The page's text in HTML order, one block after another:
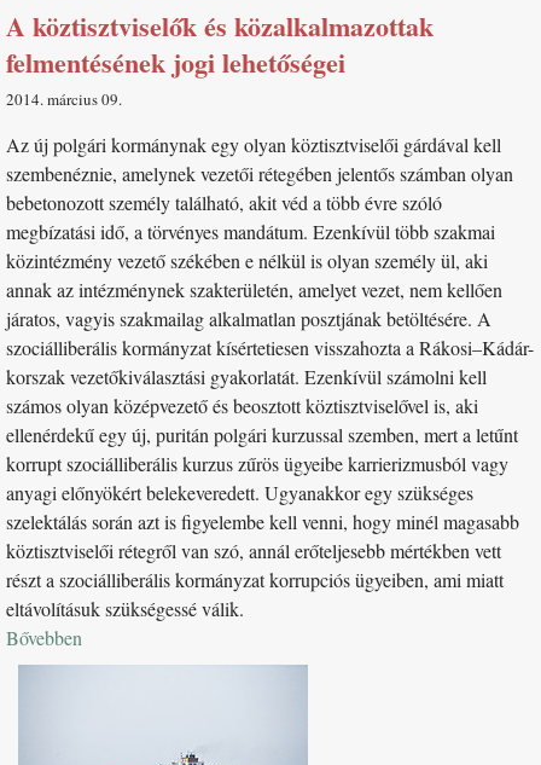
A köztisztviselők és közalkalmazottak
felmentésének jogi lehetőségei
2014. március 09
Az új polgári kormánynak egy olyan köztisztviselői gárdával kell
szembenéznie, amelynek vezetői rétegében jelentős számban olyan
bebetonozott személy található, akit véd a több évre szóló
megbízatási idő, a törvényes mandátum. Ezenkívül több szakmai
közintézmény vezető székében e nélkül is olyan személy ül, aki
annak az intézménynek szakterületén, amelyet vezet, nem kellően
járatos, vagyis szakmailag alkalmatlan posztjának betöltésére. A
szociálliberális kormányzat kísértetiesen visszahozta a Rákosi–Kádár-
korszak vezetőkiválasztási gyakorlatát. Ezenkívül számolni kell
számos olyan középvezető és beosztott köztisztviselővel is, aki
ellenérdekű egy új, puritán polgári kurzussal szemben, mert a letűnt
korrupt szociálliberális kurzus zűrös ügyeibe karrierizmusból vagy
anyagi előnyökért belekeveredett. Ugyanakkor egy szükséges
szelektálás során azt is figyelembe kell venni, hogy minél magasabb
köztisztviselői rétegről van szó, annál erőteljesebb mértékben vett
részt a szociálliberális kormányzat korrupciós ügyeiben, ami miatt
eltávolításuk szükségessé válik.
Bővebben